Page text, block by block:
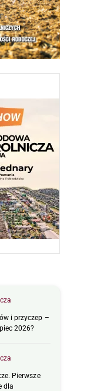
i przyczep –
2026?
Pierwsze
dla